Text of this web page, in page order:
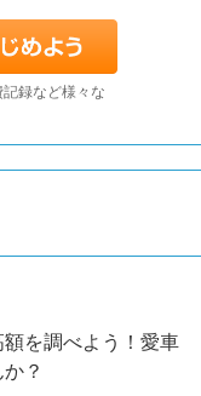
録など様々な
を調べよう！愛車
？